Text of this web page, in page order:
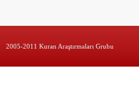
2005-2011 Kuran Araştırmaları Grubu